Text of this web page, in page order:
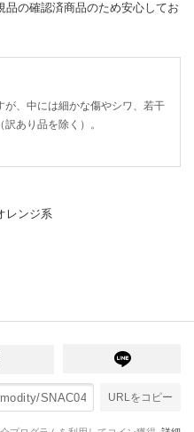
の確認済商品のため安心してお
、中には細かな傷やシワ、若干
あり品を除く）。
レンジ系
URLをコピー